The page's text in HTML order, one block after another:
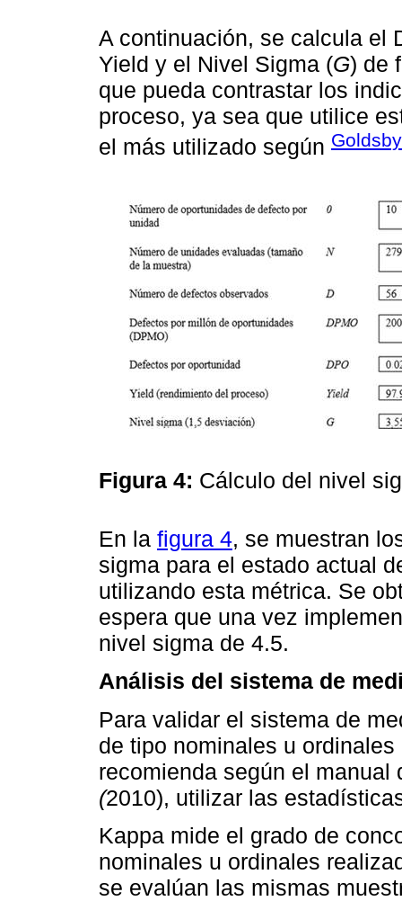
A continuación, se calcula el
Yield y el Nivel Sigma (G) de
que pueda contrastar los
proceso, ya sea que utilice
el más utilizado según
Figura 4: Cálculo del nivel
En la figura 4, se muestran
sigma para el estado actual
utilizando esta métrica. Se
espera que una vez
nivel sigma de 4.5.
Análisis del sistema de
Para validar el sistema de
de tipo nominales u
recomienda según el manual
(2010), utilizar las
Kappa mide el grado de
nominales u ordinales
se evalúan las mismas